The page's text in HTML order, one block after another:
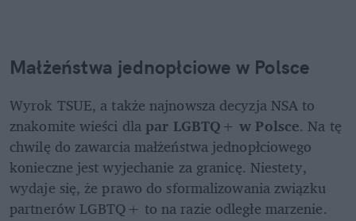
Małżeństwa jednopłciowe w Polsce
Wyrok TSUE, a także najnowsza decyzja NSA to
znakomite wieści dla par LGBTQ+ w Polsce. Na tę
chwilę do zawarcia małżeństwa jednopłciowego
konieczne jest wyjechanie za granicę. Niestety,
wydaje się, że prawo do sformalizowania związku
partnerów LGBTQ+ to na razie odległe marzenie.